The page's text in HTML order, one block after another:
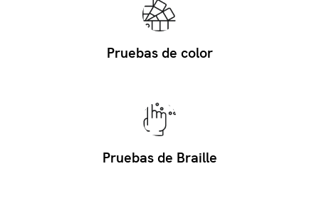
Pruebas de color
Pruebas de Braille